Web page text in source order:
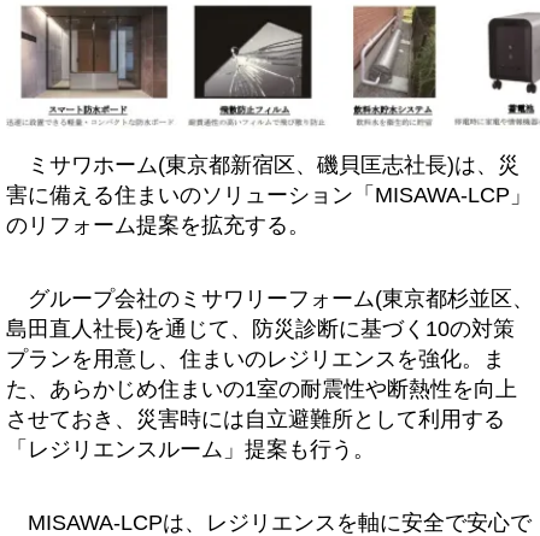
ミサワホーム(東京都新宿区、磯貝匡志社長)は、災
害に備える住まいのソリューション「MISAWA-LCP」
のリフォーム提案を拡充する。
グループ会社のミサワリーフォーム(東京都杉並区、
島田直人社長)を通じて、防災診断に基づく10の対策
プランを用意し、住まいのレジリエンスを強化。ま
た、あらかじめ住まいの1室の耐震性や断熱性を向上
させておき、災害時には自立避難所として利用する
「レジリエンスルーム」提案も行う。
MISAWA-LCPは、レジリエンスを軸に安全で安心で